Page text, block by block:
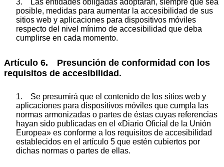
posible, medidas para aumentar la accesibilidad de sus
sitios web y aplicaciones para dispositivos móviles
respecto del nivel mínimo de accesibilidad que deba
cumplirse en cada momento.
Artículo 6. Presunción de conformidad con los
requisitos de accesibilidad.
1. Se presumirá que el contenido de los sitios web y
aplicaciones para dispositivos móviles que cumpla las
normas armonizadas o partes de éstas cuyas referencias
hayan sido publicadas en el «Diario Oficial de la Unión
Europea» es conforme a los requisitos de accesibilidad
establecidos en el artículo 5 que estén cubiertos por
dichas normas o partes de ellas.